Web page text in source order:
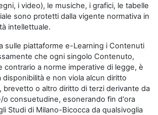
i video), le musiche, i grafici, le tabelle
sono protetti dalla vigente normativa in
intellettuale.
sulle piattaforme e-Learning i Contenuti
che ogni singolo Contenuto,
contrario a norme imperative di legge, è
disponibilità e non viola alcun diritto
brevetto o altro diritto di terzi derivante da
o consuetudine, esonerando fin d'ora
Studi di Milano-Bicocca da qualsivoglia